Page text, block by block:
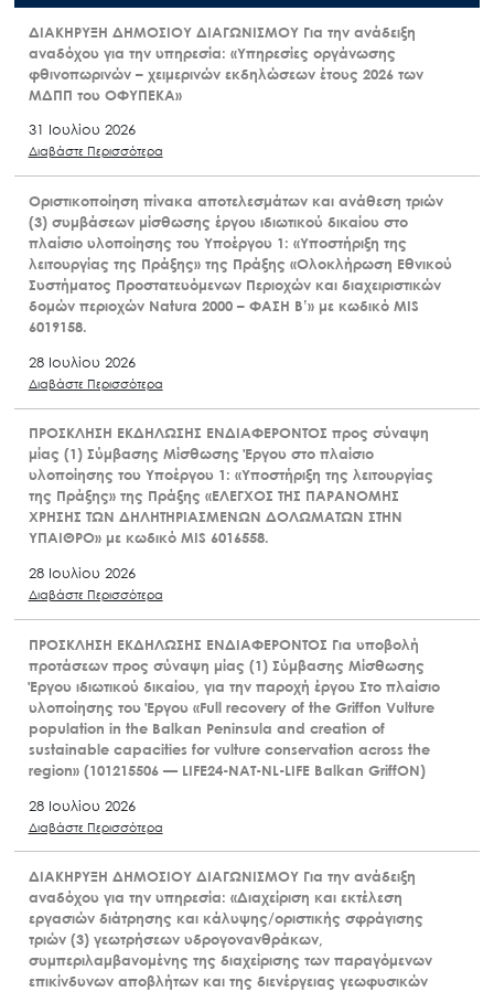
ΔΙΑΚΗΡΥΞΗ ΔΗΜΟΣΙΟΥ ΔΙΑΓΩΝΙΣΜΟΥ Για την ανάδειξη
αναδόχου για την υπηρεσία: «Υπηρεσίες οργάνωσης
φθινοπωρινών – χειμερινών εκδηλώσεων έτους 2026 των
ΜΔΠΠ του ΟΦΥΠΕΚΑ»
31 Ιουλίου 2026
Διαβάστε Περισσότερα
Οριστικοποίηση πίνακα αποτελεσμάτων και ανάθεση τριών
(3) συμβάσεων μίσθωσης έργου ιδιωτικού δικαίου στο
πλαίσιο υλοποίησης του Υποέργου 1: «Υποστήριξη της
λειτουργίας της Πράξης» της Πράξης «Ολοκλήρωση Εθνικού
Συστήματος Προστατευόμενων Περιοχών και διαχειριστικών
δομών περιοχών Natura 2000 – ΦΑΣΗ Β’» με κωδικό MIS
6019158.
28 Ιουλίου 2026
Διαβάστε Περισσότερα
ΠΡΟΣΚΛΗΣΗ ΕΚΔΗΛΩΣΗΣ ΕΝΔΙΑΦΕΡΟΝΤΟΣ προς σύναψη
μίας (1) Σύμβασης Μίσθωσης Έργου στο πλαίσιο
υλοποίησης του Υποέργου 1: «Υποστήριξη της λειτουργίας
της Πράξης» της Πράξης «ΕΛΕΓΧΟΣ ΤΗΣ ΠΑΡΑΝΟΜΗΣ
ΧΡΗΣΗΣ ΤΩΝ ΔΗΛΗΤΗΡΙΑΣΜΕΝΩΝ ΔΟΛΩΜΑΤΩΝ ΣΤΗΝ
ΥΠΑΙΘΡΟ» με κωδικό MIS 6016558.
28 Ιουλίου 2026
Διαβάστε Περισσότερα
ΠΡΟΣΚΛΗΣΗ ΕΚΔΗΛΩΣΗΣ ΕΝΔΙΑΦΕΡΟΝΤΟΣ Για υποβολή
προτάσεων προς σύναψη μίας (1) Σύμβασης Μίσθωσης
Έργου ιδιωτικού δικαίου, για την παροχή έργου Στο πλαίσιο
υλοποίησης του Έργου «Full recovery of the Griffon Vulture
population in the Balkan Peninsula and creation of
sustainable capacities for vulture conservation across the
region» (101215506 — LIFE24-NAT-NL-LIFE Balkan GriffON)
28 Ιουλίου 2026
Διαβάστε Περισσότερα
ΔΙΑΚΗΡΥΞΗ ΔΗΜΟΣΙΟΥ ΔΙΑΓΩΝΙΣΜΟΥ Για την ανάδειξη
αναδόχου για την υπηρεσία: «Διαχείριση και εκτέλεση
εργασιών διάτρησης και κάλυψης/οριστικής σφράγισης
τριών (3) γεωτρήσεων υδρογονανθράκων,
συμπεριλαμβανομένης της διαχείρισης των παραγόμενων
επικίνδυνων αποβλήτων και της διενέργειας γεωφυσικών